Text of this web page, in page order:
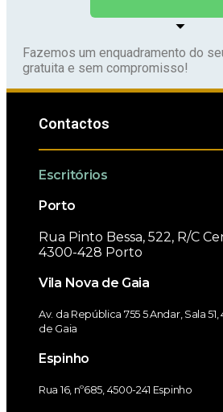
Fazemos um enquadramento do
gratuita e sem compromisso!
Contactos
Escritórios
Porto
Rua Pinto Bessa, 522, R/C
4300-428 Porto
Vila Nova de Gaia
Av. da República 755 5 Andar, Sala
de Gaia
Espinho
Rua 16, nº685, 4500-241 Espinho